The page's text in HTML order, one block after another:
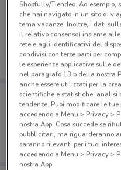
Conad
Scade il 31/08 618 m
Porta
Puoi trovare le
salvarle e creare
dal tuo cellulare.
Shopfully/Tiendeo. Ad esempio,
che hai navigato in un sito di
tema vacanze. Inoltre, i dati
il relativo consenso) insieme
rete e agli identificativi del
condivisi con terze parti per
le esperienze applicative sulle
nel paragrafo 13.b della nostra
anche essere utilizzati per la
scientifiche e statistiche, analisi
tendenze. Puoi modificare le
accedendo a Menu > Privacy >
nostra App. Cosa succede se
pubblicitari, ma riguarderanno
saranno rilevanti per i tuoi
accedendo a Menu > Privacy >
nostra App.